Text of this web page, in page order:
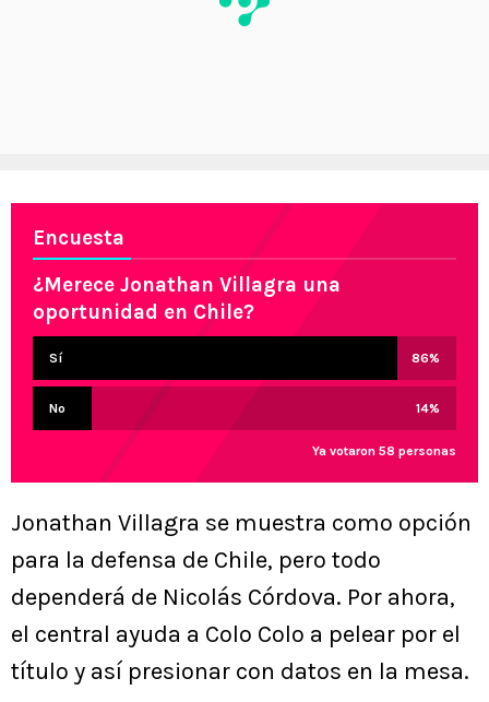
Encuesta
¿Merece Jonathan Villagra una
oportunidad en Chile?
Sí 86%
No 14%
Ya votaron 58 personas
Jonathan Villagra se muestra como opción
para la defensa de Chile, pero todo
dependerá de Nicolás Córdova. Por ahora,
el central ayuda a Colo Colo a pelear por el
título y así presionar con datos en la mesa.